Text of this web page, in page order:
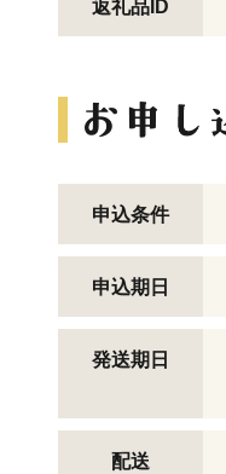
返礼品ID
申込条件
申込期日
発送期日
配送